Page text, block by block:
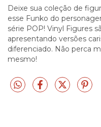
Deixe sua coleção de
esse Funko do
série POP! Vinyl Figures
apresentando versões
diferenciado. Não perca
mesmo!